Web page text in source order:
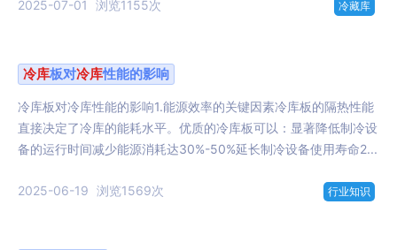
2025-07-01 浏览1155次 冷藏库
冷库板对冷库性能的影响
冷库板对冷库性能的影响1.能源效率的关键因素冷库板的隔热性能
直接决定了冷库的能耗水平。优质的冷库板可以：显著降低制冷设
备的运行时间减少能源消耗达30%-50%延长制冷设备使用寿命2...
2025-06-19 浏览1569次 行业知识